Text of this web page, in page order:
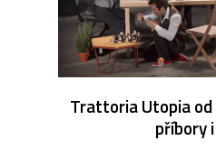
Trattoria Utopia
příbory